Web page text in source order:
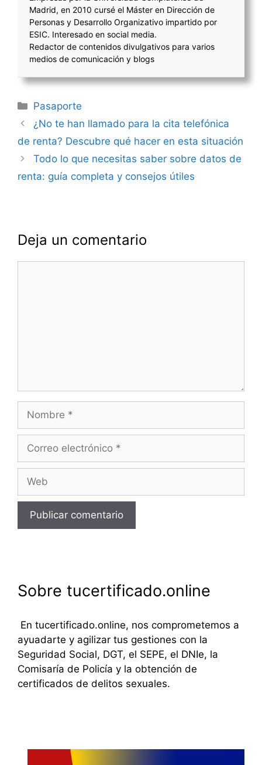
Madrid, en 2010 cursé el Máster en Dirección de
Personas y Desarrollo Organizativo impartido por
ESIC. Interesado en social media.
Redactor de contenidos divulgativos para varios
medios de comunicación y blogs
Categorías
Pasaporte
Navegación
de
¿No te han llamado para la cita telefónica
de renta? Descubre qué hacer en esta situación
Todo lo que necesitas saber sobre datos de
renta: guía completa y consejos útiles
Deja un comentario
electrónico
Sobre tucertificado.online
En tucertificado.online, nos comprometemos a
ayuadarte y agilizar tus gestiones con la
Seguridad Social, DGT, el SEPE, el DNIe, la
Comisaría de Policía y la obtención de
certificados de delitos sexuales.